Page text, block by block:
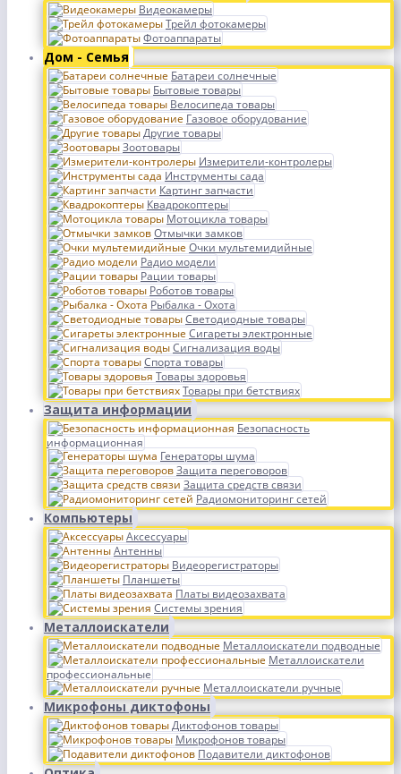
Видеокамеры
Трейл фотокамеры
Фотоаппараты
Дом - Семья
Батареи солнечные
Бытовые товары
Велосипеда товары
Газовое оборудование
Другие товары
Зоотовары
Измерители-контролеры
Инструменты сада
Картинг запчасти
Квадрокоптеры
Мотоцикла товары
Отмычки замков
Очки мультемидийные
Радио модели
Рации товары
Роботов товары
Рыбалка - Охота
Светодиодные товары
Сигареты электронные
Сигнализация воды
Спорта товары
Товары здоровья
Товары при бетствиях
Защита информации
Безопасность
информационная
Генераторы шума
Защита переговоров
Защита средств связи
Радиомониторинг сетей
Компьютеры
Аксессуары
Антенны
Видеорегистраторы
Планшеты
Платы видеозахвата
Системы зрения
Металлоискатели
Металлоискатели подводные
Металлоискатели
профессиональные
Металлоискатели ручные
Микрофоны диктофоны
Диктофонов товары
Микрофонов товары
Подавители диктофонов